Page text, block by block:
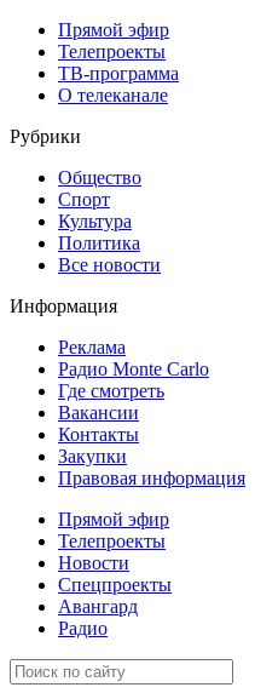
Прямой эфир
Телепроекты
ТВ-программа
О телеканале
Рубрики
Общество
Спорт
Культура
Политика
Все новости
Информация
Реклама
Радио Monte Carlo
Где смотреть
Вакансии
Контакты
Закупки
Правовая информация
Прямой эфир
Телепроекты
Новости
Спецпроекты
Авангард
Радио